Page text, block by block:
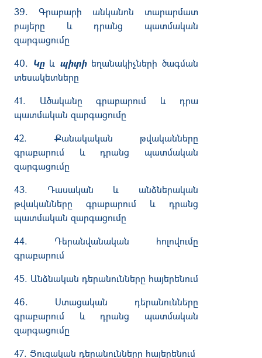
39. Գրաբարի անկանոն տարարմատ
բայերը և դրանց պատմական
զարգացումը
40. Կըև պիտիեղանակիչների ծագման
տեսակետները
41. Ածականը գրաբարում և դրա
պատմական զարգացումը
42. Քանակական թվականները
գրաբարում և դրանց պատմական
զարգացումը
43. Դասական և անձներական
թվականները գրաբարում և դրանց
պատմական զարգացումը
44. Դերանվանական հոլովումը
գրաբարում
45. Անձնական դերանունները հայերենում
46. Ստացական դերանունները
գրաբարում և դրանց պատմական
զարգացումը
47. Ցուցական դերանունները հայերենում